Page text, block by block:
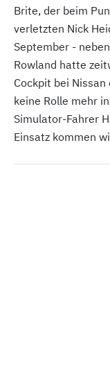
Brite, der beim
verletzten Nick
September -
Rowland hatte
Cockpit bei
keine Rolle mehr
Simulator-Fahrer
Einsatz kommen